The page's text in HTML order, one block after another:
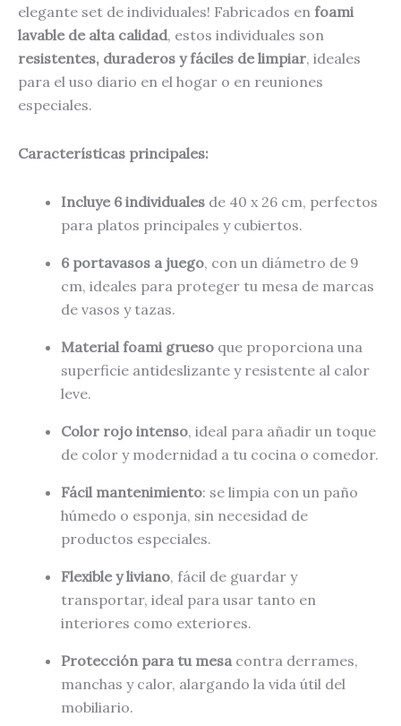
elegante set de individuales! Fabricados en foami
lavable de alta calidad, estos individuales son
resistentes, duraderos y fáciles de limpiar, ideales
para el uso diario en el hogar o en reuniones
especiales.
Características principales:
Incluye 6 individuales de 40 x 26 cm, perfectos
para platos principales y cubiertos.
6 portavasos a juego, con un diámetro de 9
cm, ideales para proteger tu mesa de marcas
de vasos y tazas.
Material foami grueso que proporciona una
superficie antideslizante y resistente al calor
leve.
Color rojo intenso, ideal para añadir un toque
de color y modernidad a tu cocina o comedor.
Fácil mantenimiento: se limpia con un paño
húmedo o esponja, sin necesidad de
productos especiales.
Flexible y liviano, fácil de guardar y
transportar, ideal para usar tanto en
interiores como exteriores.
Protección para tu mesa contra derrames,
manchas y calor, alargando la vida útil del
mobiliario.